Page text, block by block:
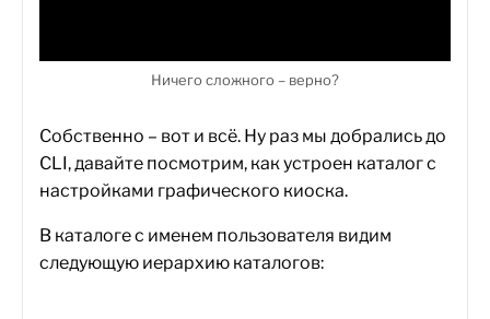
Ничего сложного – верно?
Собственно – вот и всё. Ну раз мы добрались до
CLI, давайте посмотрим, как устроен каталог с
настройками графического киоска.
В каталоге с именем пользователя видим
следующую иерархию каталогов: